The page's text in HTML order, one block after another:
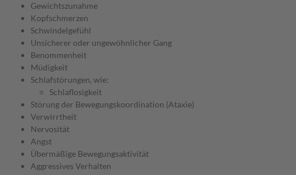
Gewichtszunahme
Kopfschmerzen
Schwindelgefühl
Unsicherer oder ungewöhnlicher Gang
Benommenheit
Müdigkeit
Schlafstörungen, wie:
Schlaflosigkeit
Störung der Bewegungskoordination (Ataxie)
Verwirrtheit
Nervosität
Angst
Übermäßige Bewegungsaktivität
Aggressives Verhalten